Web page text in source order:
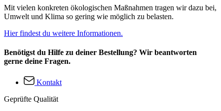
Mit vielen konkreten ökologischen Maßnahmen tragen wir dazu bei,
Umwelt und Klima so gering wie möglich zu belasten.
Hier findest du weitere Informationen.
Benötigst du Hilfe zu deiner Bestellung? Wir beantworten
gerne deine Fragen.
Kontakt
Geprüfte Qualität